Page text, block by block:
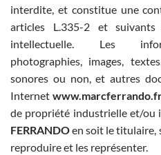
interdite, et constitue une
articles L.335-2 et
intellectuelle. Les
photographies, images,
sonores ou non, et autres
Internet
de propriété industrielle et/ou
FERRANDOen soit le titulaire,
reproduire et les représenter.